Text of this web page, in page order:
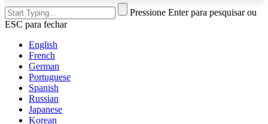
Pressione Enter para pesquisar ou
ESC para fechar
English
French
German
Portuguese
Spanish
Russian
Japanese
Korean